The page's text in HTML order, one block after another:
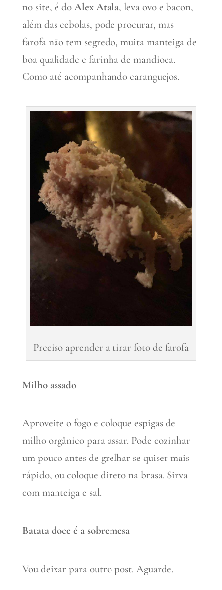
no site, é do Alex Atala, leva ovo e bacon,
além das cebolas, pode procurar, mas
farofa não tem segredo, muita manteiga de
boa qualidade e farinha de mandioca.
Como até acompanhando caranguejos.
Preciso aprender a tirar foto de farofa
Milho assado
Aproveite o fogo e coloque espigas de
milho orgânico para assar. Pode cozinhar
um pouco antes de grelhar se quiser mais
rápido, ou coloque direto na brasa. Sirva
com manteiga e sal.
Batata doce é a sobremesa
Vou deixar para outro post. Aguarde.